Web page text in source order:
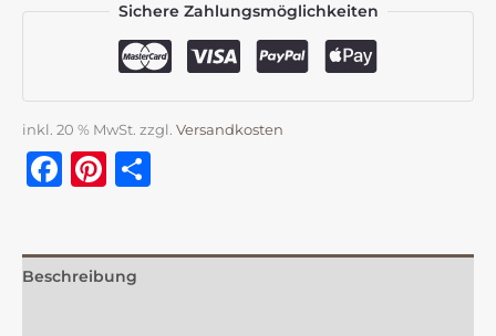
Sichere Zahlungsmöglichkeiten
inkl. 20 % MwSt. zzgl. Versandkosten
Facebook
Pinterest
Beschreibung